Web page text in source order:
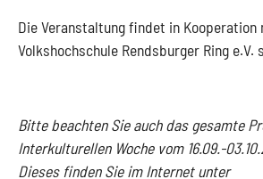
Die Veranstaltung findet in
Volkshochschule Rendsburger Ring e.V.
Bitte beachten Sie auch das gesamte
Interkulturellen Woche vom 16.09.-
Dieses finden Sie im Internet unter